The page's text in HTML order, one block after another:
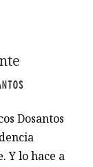
Dosantos
Y lo hace a